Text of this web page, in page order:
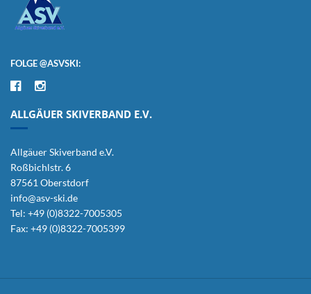
FOLGE @ASVSKI:
ALLGÄUER SKIVERBAND E.V.
Allgäuer Skiverband e.V.
Roßbichlstr. 6
87561 Oberstdorf
info@asv-ski.de
Tel: +49 (0)8322-7005305
Fax: +49 (0)8322-7005399